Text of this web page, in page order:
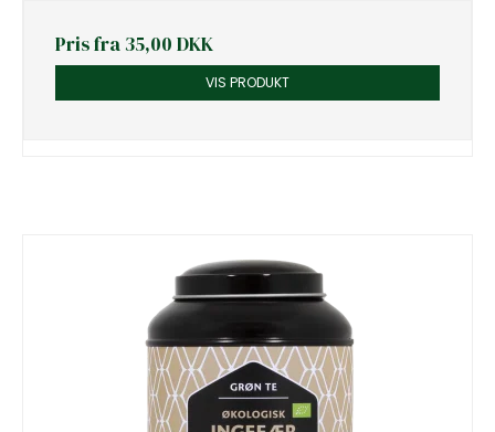
Pris fra35,00 DKK
VIS PRODUKT